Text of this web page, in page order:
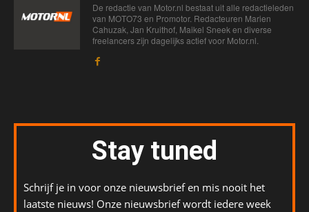
De redactie van Motor.nl bestaat uit alle redactieleden
van MOTO73 en Promotor. Redacteuren Marien
Cahuzak, Jan Kruithof, Maikel Sneek en diverse
freelancers zijn dagelijks actief voor Motor.nl.
Stay tuned
Schrijf je in voor onze nieuwsbrief en mis nooit het
laatste nieuws! Onze nieuwsbrief wordt iedere week